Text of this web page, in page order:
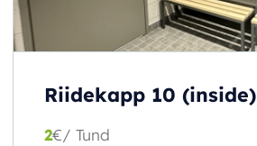
Riidekapp 10 (inside)
2€/ Tund